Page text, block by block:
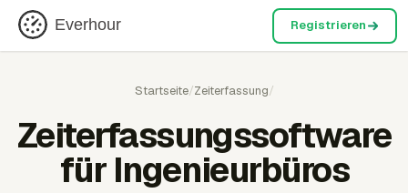
Everhour Registrieren
Startseite/Zeiterfassung/
Zeiterfassungssoftware
für Ingenieurbüros